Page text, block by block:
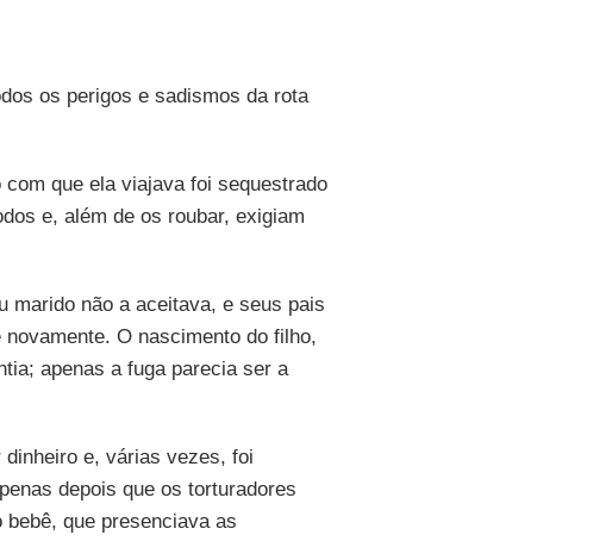
os perigos e sadismos da rota
que ela viajava foi sequestrado
e, além de os roubar, exigiam
marido não a aceitava, e seus pais
O nascimento do filho,
apenas a fuga parecia ser a
dinheiro e, várias vezes, foi
depois que os torturadores
que presenciava as